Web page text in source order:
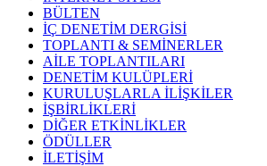
BÜLTEN
İÇ DENETİM DERGİSİ
TOPLANTI & SEMİNERLER
AİLE TOPLANTILARI
DENETİM KULÜPLERİ
KURULUŞLARLA İLİŞKİLER
İŞBİRLİKLERİ
DİĞER ETKİNLİKLER
ÖDÜLLER
İLETİŞİM